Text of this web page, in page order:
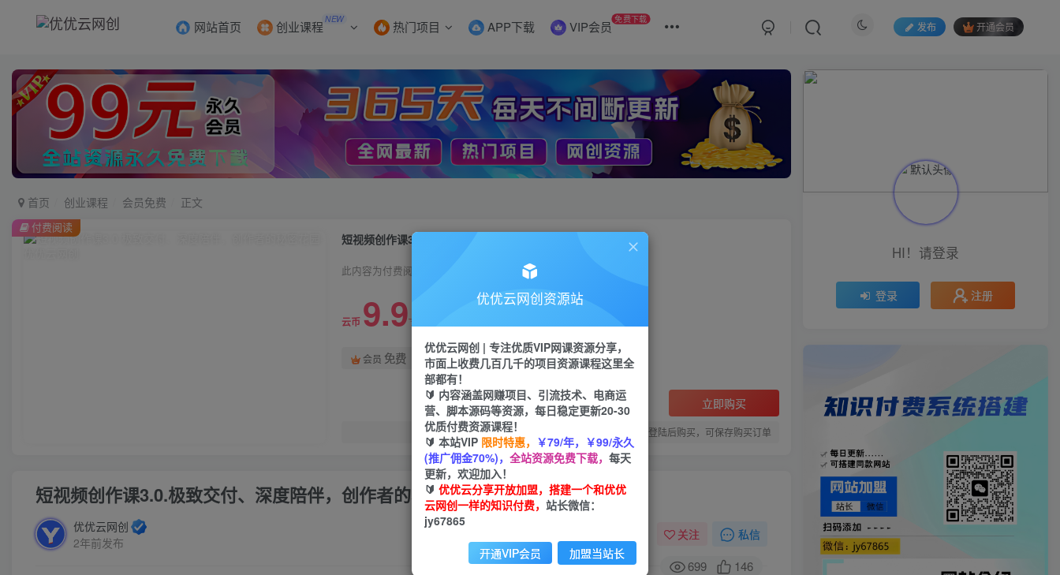
网站首页 创业课程 NEW 热门项目 APP下载 VIP会员 免费下载
发布 开通会员
首页 创业课程 会员免费 正文
短视频创作课3.0.极致交付、深度陪伴，创作者的秘密花园
此内容为付费阅读，请付费后查看
云币 9.9云币
会员 免费
立即购买
您当前未登录！建议登陆后购买，可保存购买订单
付费阅读
短视频创作课3.0.极致交付、深度陪伴，创作者的秘密花园
优优云网创
2年前发布
关注 私信
699 146
HI！请登录
登录 注册
优优云网创资源站
优优云网创 | 专注优质VIP网课资源分享，
市面上收费几百几千的项目资源课程这里全
部都有！
🔰 内容涵盖网赚项目、引流技术、电商运
营、脚本源码等资源，每日稳定更新20-30
优质付费资源课程！
🔰 本站VIP 限时特惠， ￥79/年，￥99/永久
(推广佣金70%)， 全站资源免费下载， 每天
更新，欢迎加入！
🔰 优优云分享开放加盟，搭建一个和优优
云网创一样的知识付费， 站长微信：
jy67865
开通VIP会员 加盟当站长